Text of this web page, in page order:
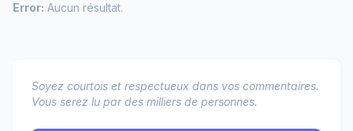
Error: Aucun résultat.
Soyez courtois et respectueux dans vos commentaires.
Vous serez lu par des milliers de personnes.